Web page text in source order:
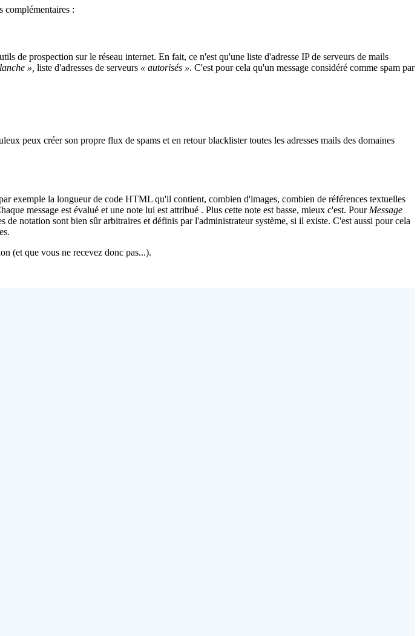
complémentaires :
de prospection sur le réseau internet. En fait, ce n'est qu'une liste d'adresse IP de serveurs de mails
», liste d'adresses de serveurs « autorisés ». C'est pour cela qu'un message considéré comme spam par
peux créer son propre flux de spams et en retour blacklister toutes les adresses mails des domaines
exemple la longueur de code HTML qu'il contient, combien d'images, combien de références textuelles
message est évalué et une note lui est attribué . Plus cette note est basse, mieux c'est. Pour Message
notation sont bien sûr arbitraires et définis par l'administrateur système, si il existe. C'est aussi pour cela
(et que vous ne recevez donc pas...).